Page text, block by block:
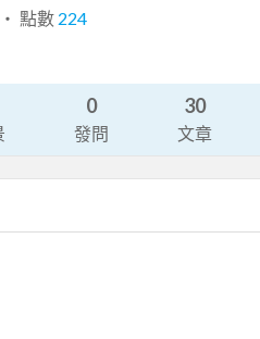
點數 224
0
發問
30
文章